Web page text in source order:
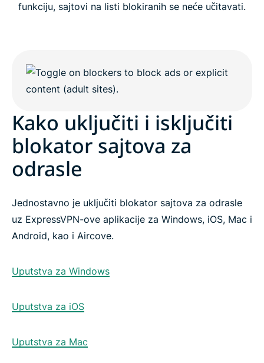
funkciju, sajtovi na listi blokiranih se neće učitavati.
Kako uključiti i isključiti
blokator sajtova za
odrasle
Jednostavno je uključiti blokator sajtova za odrasle
uz ExpressVPN-ove aplikacije za Windows, iOS, Mac i
Android, kao i Aircove.
Uputstva za Windows
Uputstva za iOS
Uputstva za Mac